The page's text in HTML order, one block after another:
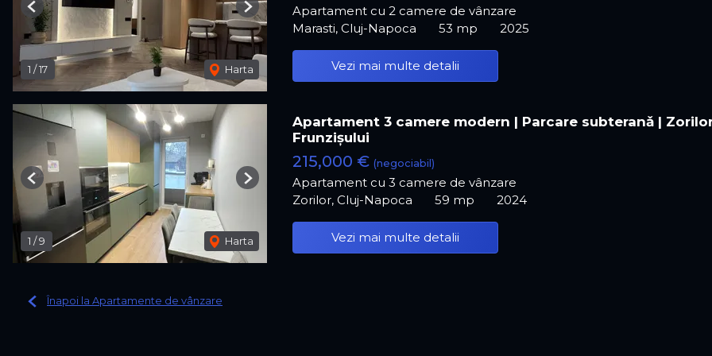
1 /17 Harta
Previous Next
Apartament cu 2 camere de vânzare
Marasti, Cluj-Napoca
53 mp 2025
Vezi mai multe detalii
1 /9 Harta
Previous Next
Apartament 3 camere modern | Parcare subteranǎ |
Frunzișului
215,000 € (negociabil)
Apartament cu 3 camere de vânzare
Zorilor, Cluj-Napoca
59 mp 2024
Vezi mai multe detalii
Înapoi la Apartamente de vânzare